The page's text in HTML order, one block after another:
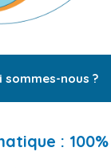
sommes-nous ?
: